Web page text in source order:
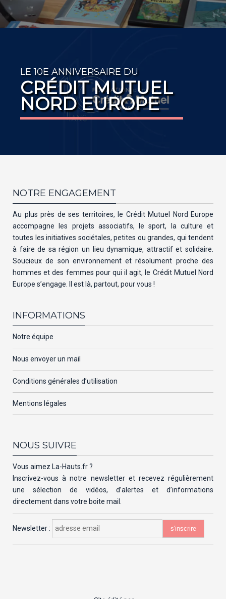
LE 10E ANNIVERSAIRE DU
CRÉDIT MUTUEL
NORD EUROPE
NOTRE ENGAGEMENT
Au plus près de ses territoires, le Crédit Mutuel Nord Europe
accompagne les projets associatifs, le sport, la culture et
toutes les initiatives sociétales, petites ou grandes, qui tendent
à faire de sa région un lieu dynamique, attractif et solidaire.
Soucieux de son environnement et résolument proche des
hommes et des femmes pour qui il agit, le Crédit Mutuel Nord
Europe s’engage. Il est là, partout, pour vous !
INFORMATIONS
Notre équipe
Nous envoyer un mail
Conditions générales d’utilisation
Mentions légales
NOUS SUIVRE
Vous aimez La-Hauts.fr ?
Inscrivez-vous à notre newsletter et recevez régulièrement
une sélection de vidéos, d’alertes et d’informations
directement dans votre boite mail.
Newsletter :